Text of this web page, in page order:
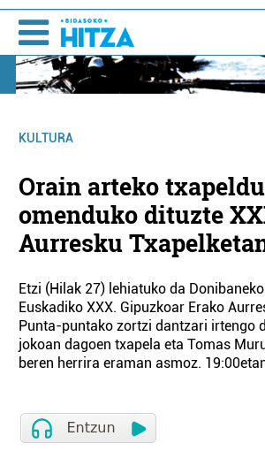
KULTURA
Orain arteko
omenduko dituzte
Aurresku
Etzi (Hilak 27) lehiatuko da
Euskadiko XXX. Gipuzkoar Erako
Punta-puntako zortzi dantzari irtengo
jokoan dagoen txapela eta Tomas
beren herrira eraman asmoz.